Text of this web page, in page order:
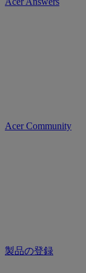
Acer Community
製品の登録